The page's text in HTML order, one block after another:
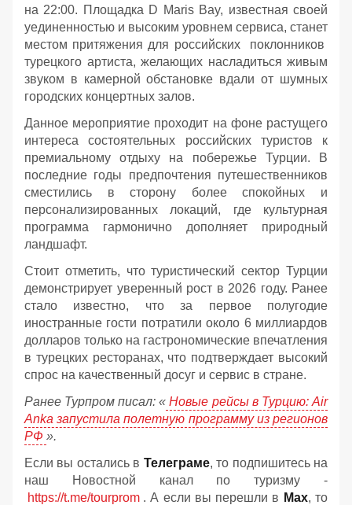
на 22:00. Площадка D Maris Bay, известная своей
уединенностью и высоким уровнем сервиса, станет
местом притяжения для российских поклонников
турецкого артиста, желающих насладиться живым
звуком в камерной обстановке вдали от шумных
городских концертных залов.
Данное мероприятие проходит на фоне растущего
интереса состоятельных российских туристов к
премиальному отдыху на побережье Турции. В
последние годы предпочтения путешественников
сместились в сторону более спокойных и
персонализированных локаций, где культурная
программа гармонично дополняет природный
ландшафт.
Стоит отметить, что туристический сектор Турции
демонстрирует уверенный рост в 2026 году. Ранее
стало известно, что за первое полугодие
иностранные гости потратили около 6 миллиардов
долларов только на гастрономические впечатления
в турецких ресторанах, что подтверждает высокий
спрос на качественный досуг и сервис в стране.
Ранее Турпром писал: « Новые рейсы в Турцию: Air
Anka запустила полетную программу из регионов
РФ ».
Если вы остались в Телеграме, то подпишитесь на
наш Новостной канал по туризму -
https://t.me/tourprom . А если вы перешли в Мах, то